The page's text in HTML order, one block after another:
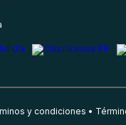
y condiciones